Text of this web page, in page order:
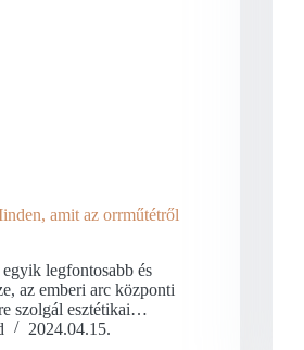
amit az orrműtétről
legfontosabb és
az emberi arc központi
szolgál esztétikai…
2024.04.15.